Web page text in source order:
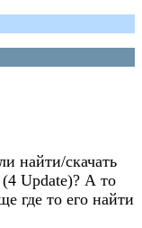
найти/скачать
Update)? А то
где то его найти